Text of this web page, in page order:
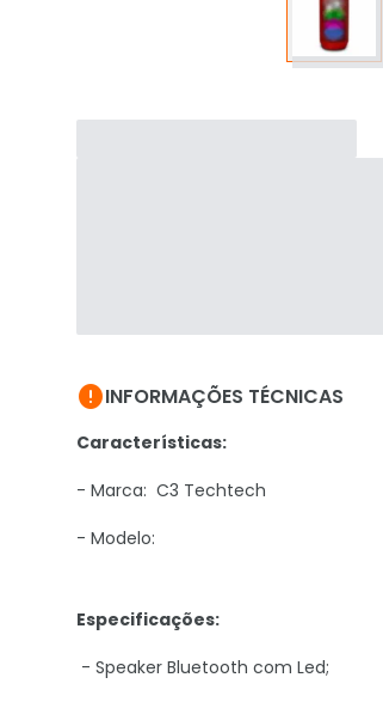
INFORMAÇÕES TÉCNICAS
Características:
- Marca: C3 Techtech
- Modelo:
Especificações:
- Speaker Bluetooth com Led;